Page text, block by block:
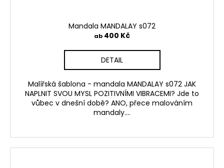
Mandala MANDALAY s072
ab 400 Kč
DETAIL
Malířská šablona - mandala MANDALAY s072 JAK
NAPLNIT SVOU MYSL POZITIVNÍMI VIBRACEMI? Jde to
vůbec v dnešní době? ANO, přece malováním
mandaly....